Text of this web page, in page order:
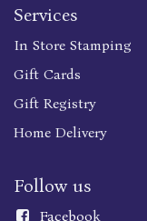
Services
In Store Stamping
Gift Cards
Gift Registry
Home Delivery
Follow us
Facebook